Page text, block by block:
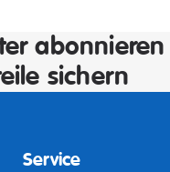
abonnieren
sichern
Service